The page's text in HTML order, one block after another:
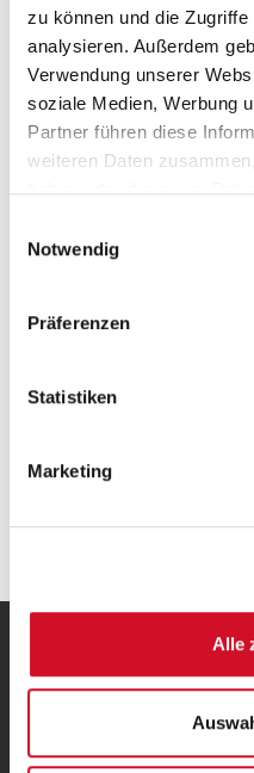
zu können und die
analysieren. Außerdem
Verwendung unserer
soziale Medien, Werbung
Partner führen diese
weiteren Daten
Notwendig
Präferenzen
Statistiken
Marketing
Alle
Ab einem
Stieglbrauerei